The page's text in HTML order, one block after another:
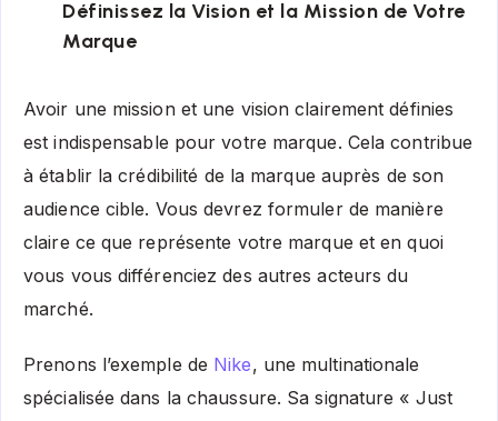
Définissez la Vision et la Mission de Votre
Marque
Avoir une mission et une vision clairement définies
est indispensable pour votre marque. Cela contribue
à établir la crédibilité de la marque auprès de son
audience cible. Vous devrez formuler de manière
claire ce que représente votre marque et en quoi
vous vous différenciez des autres acteurs du
marché.
Prenons l’exemple de Nike, une multinationale
spécialisée dans la chaussure. Sa signature « Just